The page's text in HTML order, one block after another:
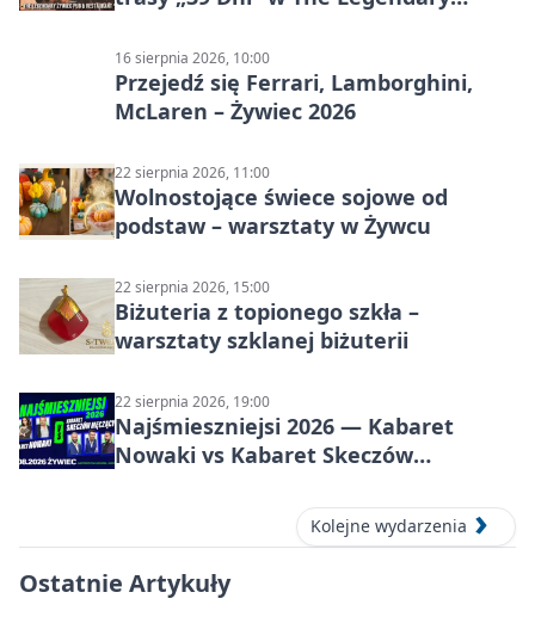
16 sierpnia 2026, 10:00
Przejedź się Ferrari, Lamborghini,
McLaren – Żywiec 2026
22 sierpnia 2026, 11:00
Wolnostojące świece sojowe od
podstaw – warsztaty w Żywcu
22 sierpnia 2026, 15:00
Biżuteria z topionego szkła –
warsztaty szklanej biżuterii
22 sierpnia 2026, 19:00
Najśmieszniejsi 2026 — Kabaret
Nowaki vs Kabaret Skeczów
Kolejne wydarzenia
Ostatnie Artykuły